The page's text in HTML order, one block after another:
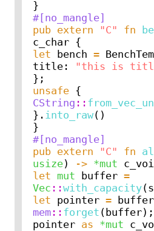
#[no_mangle]
pub extern "C" fn
let bench =
title:
"this is
unsafe
CString ::
}. into_raw()
#[no_mangle]
pub extern "C" fn
usize) -> *mut
let mut buffer =
Vec ::with_capacity
let pointer =
mem:: forget (buffer);
pointer as *mut